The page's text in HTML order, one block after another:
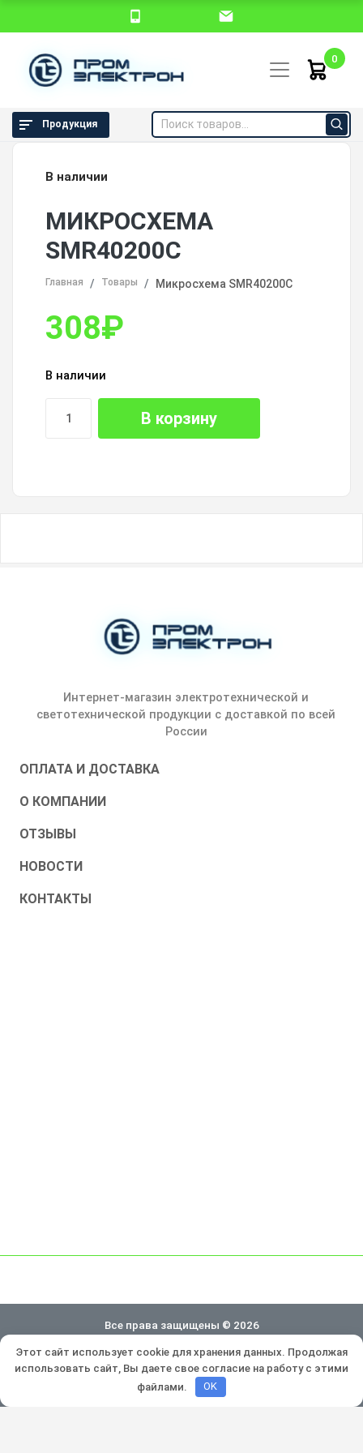
0
Продукция
В наличии
МИКРОСХЕМА
SMR40200C
Главная Товары Микросхема SMR40200C
308₽
В наличии
В корзину
Интернет-магазин электротехнической и
светотехнической продукции с доставкой по всей
России
ОПЛАТА И ДОСТАВКА
О КОМПАНИИ
ОТЗЫВЫ
НОВОСТИ
КОНТАКТЫ
Все права защищены © 2026
Политика конфиденциальности
Разработка и продвижение:
Этот сайт использует cookie для хранения данных. Продолжая
использовать сайт, Вы даете свое согласие на работу с этими
файлами.
OK